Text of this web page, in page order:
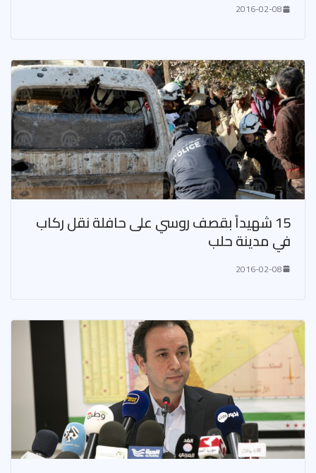
2016-02-08
15 شهيداً بقصف روسي على حافلة نقل ركاب
في مدينة حلب
2016-02-08